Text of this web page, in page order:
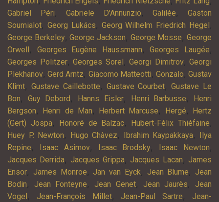
Gabriel Péri,Gabriele D'Annunzio,Galilée,Gaston
Soumialot, Georg Lukács, Georg Wilhelm Friedrich Hegel ,
George Berkeley,George Jackson, George Mosse,George
Orwell , Georges Eugène Haussmann,Georges Laugée,
Georges Politzer, Georges Sorel , Georgi Dimitrov, Georgi
Plekhanov,Gerd Arntz, Giacomo Matteotti, Gonzalo,Gustav
Klimt, Gustave Caillebotte, Gustave Courbet,Gustave Le
Bon, Guy Debord , Hanns Eisler, Henri Barbusse,
Henri
Bergson, Henri de Man, Herbert Marcuse, Hergé,
Hertz
(Gert) Jospa, Honoré de Balzac, Hubert-Félix Thiéfaine,
Huey P. Newton, Hugo Chàvez, Ibrahim Kaypakkaya,
Ilya
Repine, Isaac Asimov, Isaac Brodsky, Isaac Newton,
Jacques Derrida, Jacques Grippa, Jacques Lacan, James
Ensor, James Monroe, Jan van Eyck, Jean Blume, Jean
Bodin, Jean Fonteyne, Jean Genet, Jean Jaurès, Jean
Vogel , Jean-François Millet, Jean-Paul Sartre, Jean-